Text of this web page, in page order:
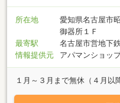
所在地
愛知県名古屋市
御器所１Ｆ
最寄駅
名古屋市営地下
情報提供元
アパマンショッ
１月～３月まで無休（４月以